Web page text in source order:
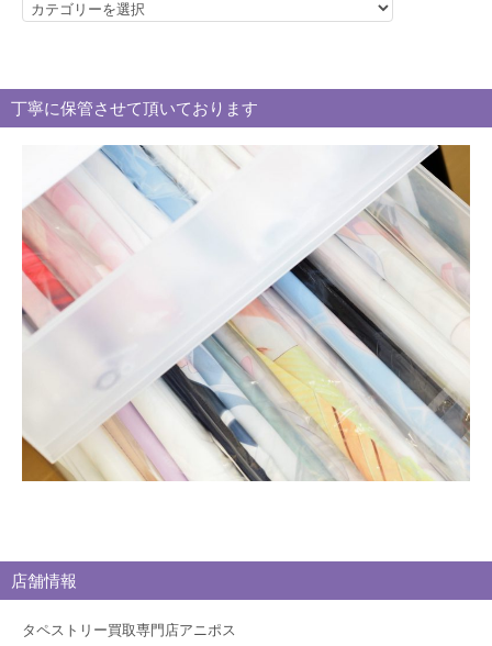
カ
リ
ー
ロ
グ
丁寧に保管させて頂いております
店舗情報
タペストリー買取専門店アニポス